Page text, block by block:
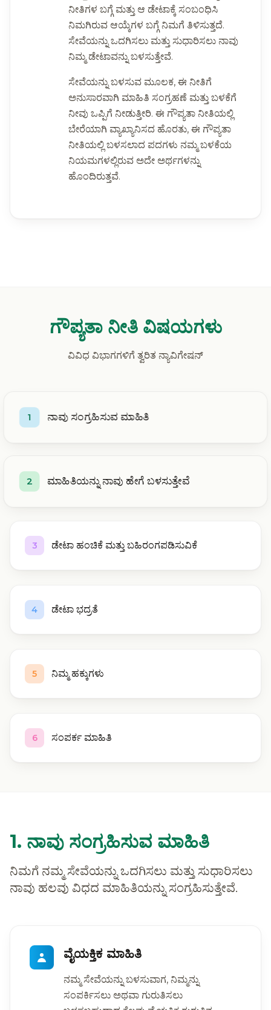
ನೀತಿಗಳ ಬಗ್ಗೆ ಮತ್ತು ಆ ಡೇಟಾಕ್ಕೆ ಸಂಬಂಧಿಸಿ
ನಿಮಗಿರುವ ಆಯ್ಕೆಗಳ ಬಗ್ಗೆ ನಿಮಗೆ ತಿಳಿಸುತ್ತದೆ.
ಸೇವೆಯನ್ನು ಒದಗಿಸಲು ಮತ್ತು ಸುಧಾರಿಸಲು ನಾವು
ನಿಮ್ಮ ಡೇಟಾವನ್ನು ಬಳಸುತ್ತೇವೆ.
ಸೇವೆಯನ್ನು ಬಳಸುವ ಮೂಲಕ, ಈ ನೀತಿಗೆ
ಅನುಸಾರವಾಗಿ ಮಾಹಿತಿ ಸಂಗ್ರಹಣೆ ಮತ್ತು ಬಳಕೆಗೆ
ನೀವು ಒಪ್ಪಿಗೆ ನೀಡುತ್ತೀರಿ. ಈ ಗೌಪ್ಯತಾ ನೀತಿಯಲ್ಲಿ
ಬೇರೆಯಾಗಿ ವ್ಯಾಖ್ಯಾನಿಸದ ಹೊರತು, ಈ ಗೌಪ್ಯತಾ
ನೀತಿಯಲ್ಲಿ ಬಳಸಲಾದ ಪದಗಳು ನಮ್ಮ ಬಳಕೆಯ
ನಿಯಮಗಳಲ್ಲಿರುವ ಅದೇ ಅರ್ಥಗಳನ್ನು
ಹೊಂದಿರುತ್ತವೆ.
ಗೌಪ್ಯತಾ ನೀತಿ ವಿಷಯಗಳು
ವಿವಿಧ ವಿಭಾಗಗಳಿಗೆ ತ್ವರಿತ ನ್ಯಾವಿಗೇಷನ್
1 ನಾವು ಸಂಗ್ರಹಿಸುವ ಮಾಹಿತಿ
2 ಮಾಹಿತಿಯನ್ನು ನಾವು ಹೇಗೆ ಬಳಸುತ್ತೇವೆ
3 ಡೇಟಾ ಹಂಚಿಕೆ ಮತ್ತು ಬಹಿರಂಗಪಡಿಸುವಿಕೆ
4 ಡೇಟಾ ಭದ್ರತೆ
5 ನಿಮ್ಮ ಹಕ್ಕುಗಳು
6 ಸಂಪರ್ಕ ಮಾಹಿತಿ
1. ನಾವು ಸಂಗ್ರಹಿಸುವ ಮಾಹಿತಿ
ನಿಮಗೆ ನಮ್ಮ ಸೇವೆಯನ್ನು ಒದಗಿಸಲು ಮತ್ತು ಸುಧಾರಿಸಲು
ನಾವು ಹಲವು ವಿಧದ ಮಾಹಿತಿಯನ್ನು ಸಂಗ್ರಹಿಸುತ್ತೇವೆ.
ವೈಯಕ್ತಿಕ ಮಾಹಿತಿ
ನಮ್ಮ ಸೇವೆಯನ್ನು ಬಳಸುವಾಗ, ನಿಮ್ಮನ್ನು
ಸಂಪರ್ಕಿಸಲು ಅಥವಾ ಗುರುತಿಸಲು